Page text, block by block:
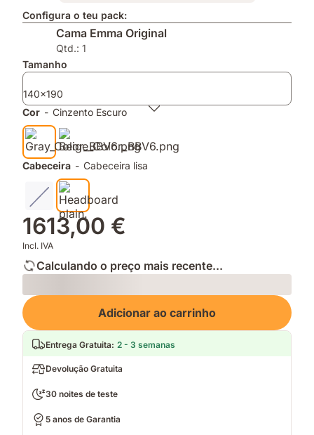
e
elegante
estrutura
espuma
e
molas
ensacadas
com
espuma
memória
para
apoio
e
conforto
Configura o teu pack:
Cama Emma Original
Qtd.: 1
Tamanho
140x190
Cor - Cinzento Escuro
Cabeceira - Cabeceira lisa
1613,00 €
Incl. IVA
Calculando o preço mais recente...
Loading
Adicionar ao carrinho
Entrega Gratuita: 2 - 3 semanas
Devolução Gratuita
30 noites de teste
5 anos de Garantia